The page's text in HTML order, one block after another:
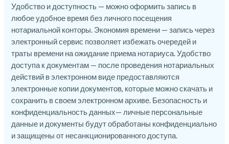
Удобство и доступность — можно оформить запись в
любое удобное время без личного посещения
нотариальной конторы. Экономия времени — запись через
электронный сервис позволяет избежать очередей и
траты времени на ожидание приема нотариуса. Удобство
доступа к документам — после проведения нотариальных
действий в электронном виде предоставляются
электронные копии документов, которые можно скачать и
сохранить в своем электронном архиве. Безопасность и
конфиденциальность данных— личные персональные
данные и документы будут обработаны конфиденциально
и защищены от несанкционированного доступа.